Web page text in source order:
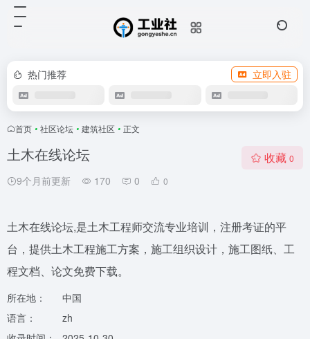
热门推荐 立即入驻
欢迎入驻！
首页 社区论坛 建筑社区 正文
土木在线论坛
9个月前更新 170 0 0
收藏 0
土木在线论坛,是土木工程师交流专业培训，注册考证的平
台，提供土木工程施工方案，施工组织设计，施工图纸、工
程文档、论文免费下载。
所在地：
中国
语言：
zh